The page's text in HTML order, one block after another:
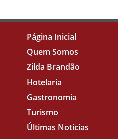
Página Inicial
Quem Somos
Zilda Brandão
Hotelaria
Gastronomia
Turismo
Últimas Notícias